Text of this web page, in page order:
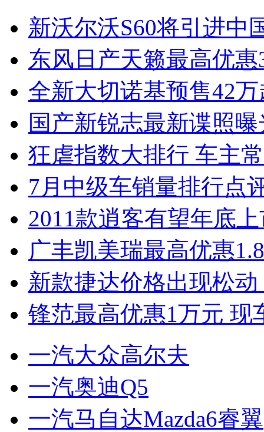
新沃尔沃S60将引进中
东风日产天籁最高优
全新大切诺基预售42
国产新锐志最新谍照
狂虐指数大排行 车主
7月中级车销量排行点
2011款逍客有望年底
广丰凯美瑞最高优惠
新款捷达价格出现松
锋范最高优惠1万元 现
一汽大众高尔夫
一汽奥迪Q5
一汽马自达Mazda6睿翼